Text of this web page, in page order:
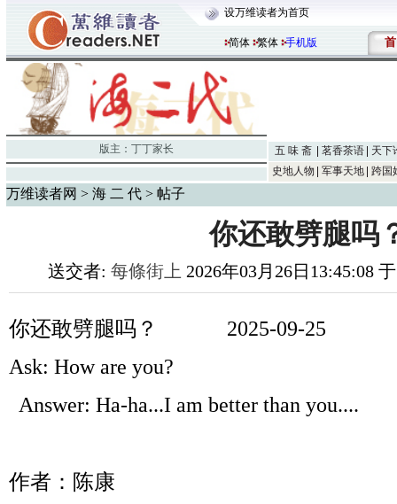
设万维读者为首页
简体 繁体 手机版 首
版主： 丁丁家长 五 味 斋 茗香茶语
天下
史地人物
军事天地 跨国
万维读者网 > 海 二 代 > 帖子
你还敢劈腿吗
送交者: 每條街上 2026年03月26日13:45:08
你还敢劈腿吗？
2025-09-
Ask: How are you?
Answer: Ha-ha...I am better than you....
作者：陈康